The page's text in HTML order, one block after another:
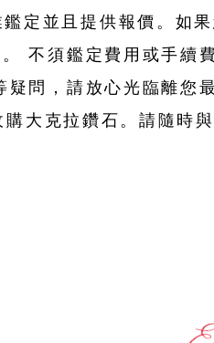
定並且提供報價。如
不須鑑定費用或手續
疑問，請放心光臨離
大克拉鑽石。請隨時